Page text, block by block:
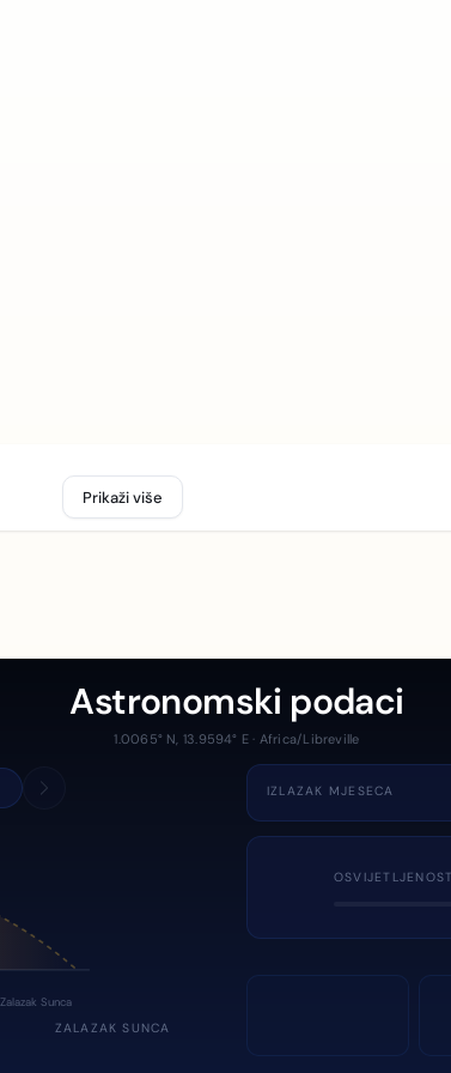
Prikaži više
Astronomski podaci
1.0065° N, 13.9594° E · Africa/Libreville
Zalazak Sunca
ZALAZAK SUNCA
IZLAZAK MJESECA